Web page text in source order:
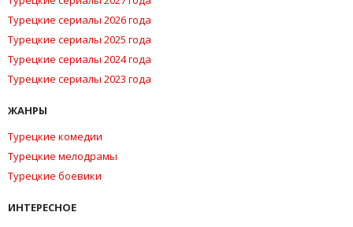
Турецкие сериалы 2026 года
Турецкие сериалы 2025 года
Турецкие сериалы 2024 года
Турецкие сериалы 2023 года
ЖАНРЫ
Турецкие комедии
Турецкие мелодрамы
Турецкие боевики
ИНТЕРЕСНОЕ